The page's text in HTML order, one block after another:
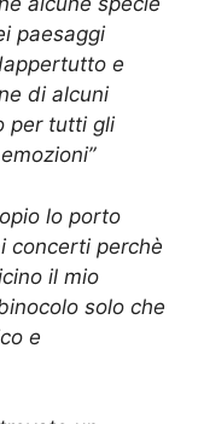
paesaggi
e
di alcuni
per tutti gli
lo porto
concerti perchè
il mio
solo che
e